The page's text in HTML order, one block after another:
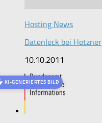
Hosting News
Datenleck bei Hetzner
10.10.2011
KI-GENERIERTES BILD